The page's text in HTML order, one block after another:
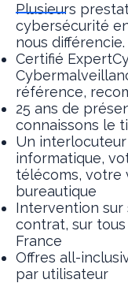
Plusieurs
cybersécurité
nous différencie.
Certifié
référence,
25 ans de
connaissons le
Un
informatique,
télécoms, votre
bureautique
Intervention sur
contrat, sur
France
Offres all-
par utilisateur